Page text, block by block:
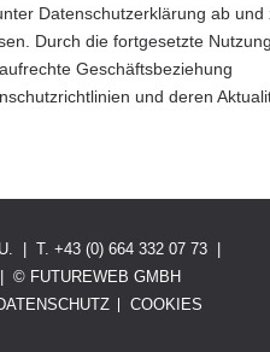
Datenschutzerklärung ab und
Durch die fortgesetzte
Geschäftsbeziehung
und deren
| T. +43 (0) 664 332 07 73 |
© FUTUREWEB GMBH
COOKIES